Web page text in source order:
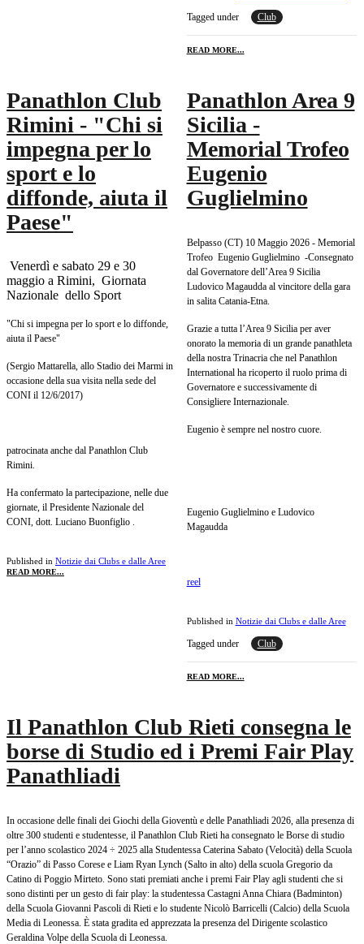
Tagged under Club
READ MORE...
Panathlon Club
Rimini - "Chi si
impegna per lo
sport e lo
diffonde, aiuta il
Paese"
Venerdì e sabato 29 e 30
maggio a Rimini, Giornata
Nazionale dello Sport
"Chi si impegna per lo sport e lo diffonde,
aiuta il Paese"
(Sergio Mattarella, allo Stadio dei Marmi in
occasione della sua visita nella sede del
CONI il 12/6/2017)
patrocinata anche dal Panathlon Club
Rimini.
Ha confermato la partecipazione, nelle due
giornate, il Presidente Nazionale del
CONI, dott. Luciano Buonfiglio .
Published in Notizie dai Clubs e dalle Aree
READ MORE...
Panathlon Area 9
Sicilia -
Memorial Trofeo
Eugenio
Guglielmino
Belpasso (CT) 10 Maggio 2026 - Memorial
Trofeo Eugenio Guglielmino -Consegnato
dal Governatore dell’Area 9 Sicilia
Ludovico Magaudda al vincitore della gara
in salita Catania-Etna.
Grazie a tutta l’Area 9 Sicilia per aver
onorato la memoria di un grande panathleta
della nostra Trinacria che nel Panathlon
International ha ricoperto il ruolo prima di
Governatore e successivamente di
Consigliere Internazionale.
Eugenio è sempre nel nostro cuore.
Eugenio Guglielmino e Ludovico
Magaudda
reel
Published in Notizie dai Clubs e dalle Aree
Tagged under Club
READ MORE...
Il Panathlon Club Rieti consegna le
borse di Studio ed i Premi Fair Play
Panathliadi
In occasione delle finali dei Giochi della Gioventù e delle Panathliadi 2026, alla presenza di
oltre 300 studenti e studentesse, il Panathlon Club Rieti ha consegnato le Borse di studio
per l’anno scolastico 2024 ÷ 2025 alla Studentessa Caterina Sabato (Velocità) della Scuola
“Orazio” di Passo Corese e Liam Ryan Lynch (Salto in alto) della scuola Gregorio da
Catino di Poggio Mirteto. Sono stati premiati anche i premi Fair Play agli studenti che si
sono distinti per un gesto di fair play: la studentessa Castagni Anna Chiara (Badminton)
della Scuola Giovanni Pascoli di Rieti e lo studente Nicolò Barricelli (Calcio) della Scuola
Media di Leonessa. È stata gradita ed apprezzata la presenza del Dirigente scolastico
Geraldina Volpe della Scuola di Leonessa.